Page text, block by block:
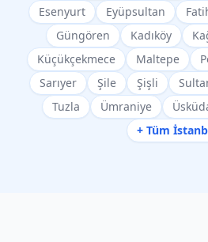
Esenyurt
Eyüpsultan
Güngören
Kadıköy
Küçükçekmece
Maltepe
Sarıyer
Şile Şişli
Tuzla
Ümraniye
+ Tüm